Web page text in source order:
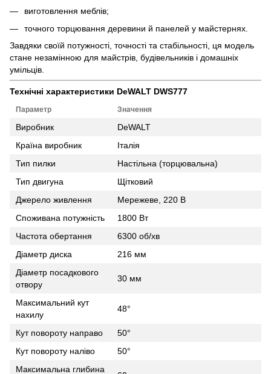
виготовлення меблів;
точного торцювання деревини й панелей у майстернях.
Завдяки своїй потужності, точності та стабільності, ця модель
стане незамінною для майстрів, будівельників і домашніх
умільців.
Технічні характеристики DeWALT DWS777
Параметр Значення
Виробник
DeWALT
Країна виробник
Італія
Тип пилки
Настільна (торцювальна)
Тип двигуна
Щітковий
Джерело живлення
Мережеве, 220 В
Споживана потужність
1800 Вт
Частота обертання
6300 об/хв
Діаметр диска
216 мм
Діаметр посадкового
отвору
30 мм
Максимальний кут
нахилу
48°
Кут повороту направо
50°
Кут повороту наліво
50°
Максимальна глибина